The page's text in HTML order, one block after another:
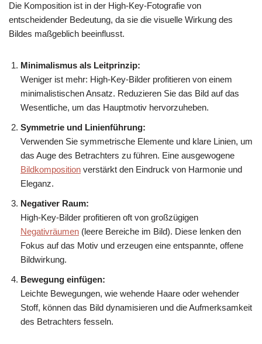
Die Komposition ist in der High-Key-Fotografie von
entscheidender Bedeutung, da sie die visuelle Wirkung des
Bildes maßgeblich beeinflusst.
Minimalismus als Leitprinzip:
Weniger ist mehr: High-Key-Bilder profitieren von einem
minimalistischen Ansatz. Reduzieren Sie das Bild auf das
Wesentliche, um das Hauptmotiv hervorzuheben.
Symmetrie und Linienführung:
Verwenden Sie symmetrische Elemente und klare Linien, um
das Auge des Betrachters zu führen. Eine ausgewogene
Bildkomposition verstärkt den Eindruck von Harmonie und
Eleganz.
Negativer Raum:
High-Key-Bilder profitieren oft von großzügigen
Negativräumen (leere Bereiche im Bild). Diese lenken den
Fokus auf das Motiv und erzeugen eine entspannte, offene
Bildwirkung.
Bewegung einfügen:
Leichte Bewegungen, wie wehende Haare oder wehender
Stoff, können das Bild dynamisieren und die Aufmerksamkeit
des Betrachters fesseln.